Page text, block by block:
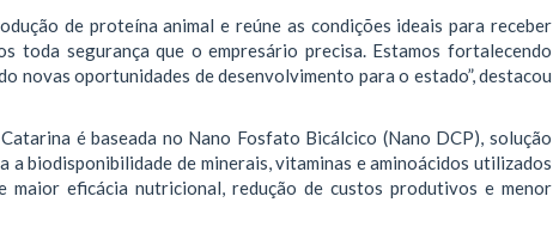
de proteína animal e reúne as condições ideais para receber
toda segurança que o empresário precisa. Estamos fortalecendo
novas oportunidades de desenvolvimento para o estado”, destacou
é baseada no Nano Fosfato Bicálcico (Nano DCP), solução
a biodisponibilidade de minerais, vitaminas e aminoácidos utilizados
maior eficácia nutricional, redução de custos produtivos e menor